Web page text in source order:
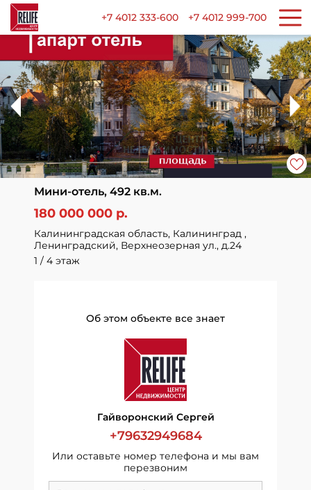
+7 4012 333-600 +7 4012 999-700
Мини-отель, 492 кв.м.
180 000 000 р.
Калининградская область, Калининград ,
Ленинградский, Верхнеозерная ул., д.24
1 / 4 этаж
Об этом объекте все знает
Гайворонский Сергей
+79632949684
Или оставьте номер телефона и мы вам
перезвоним